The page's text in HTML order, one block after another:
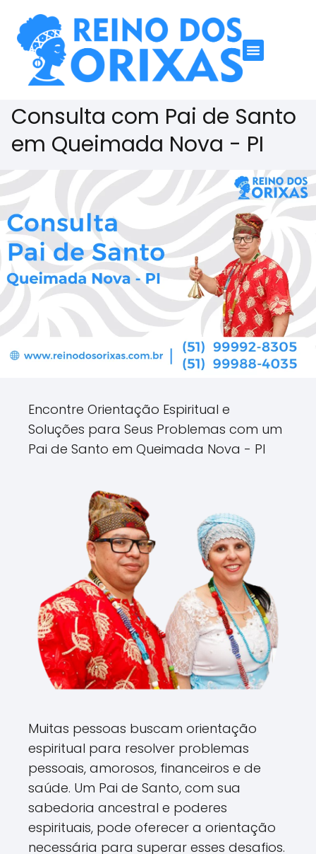
Consulta com Pai de Santo
em Queimada Nova - PI
Encontre Orientação Espiritual e
Soluções para Seus Problemas com um
Pai de Santo em Queimada Nova - PI
Muitas pessoas buscam orientação
espiritual para resolver problemas
pessoais, amorosos, financeiros e de
saúde. Um Pai de Santo, com sua
sabedoria ancestral e poderes
espirituais, pode oferecer a orientação
necessária para superar esses desafios.